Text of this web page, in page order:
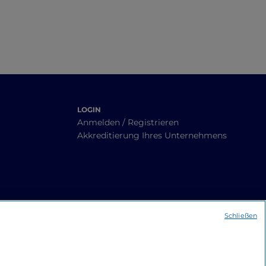
LOGIN
Anmelden / Registrieren
Akkreditierung Ihres Unternehmens
Schließen